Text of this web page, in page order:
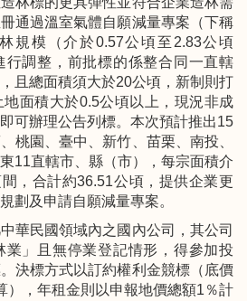
通過溫室氣體自願減量專案（下稱
規模（介於0.57公頃至2.83公頃
行調整，前批標的係整合同一直轄
且總面積須大於20公頃，新制則打
面積大於0.5公頃以上，現況非成
可辦理公告列標。本次預計推出15
桃園、臺中、新竹、苗栗、南投、
11直轄市、縣（市），每宗面積介
，合計約36.51公頃，提供企業更
劃及申請自願減量專案。
華民國領域內之國內公司，其公司
業」且無停業登記情形，得參加投
決標方式以訂約權利金競標（底價
），年租金則以申報地價總額1％計